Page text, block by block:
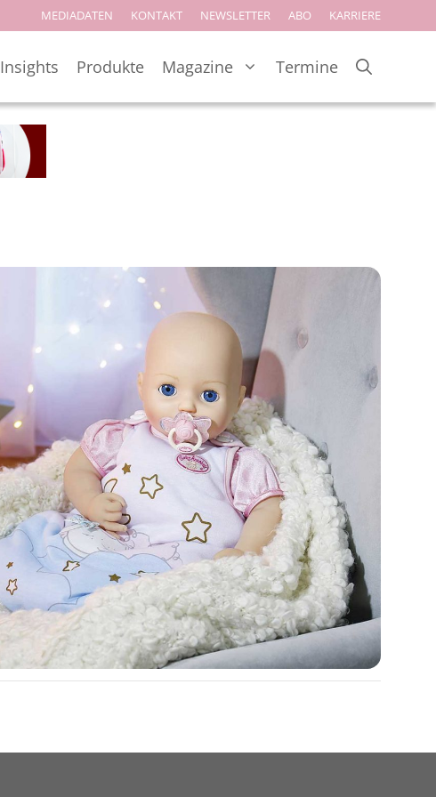
MEDIADATEN KONTAKT NEWSLETTER ABO KARRIERE
Insights Produkte Magazine Termine